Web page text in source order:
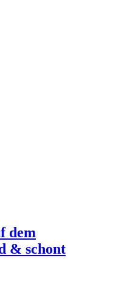
dem
& schont